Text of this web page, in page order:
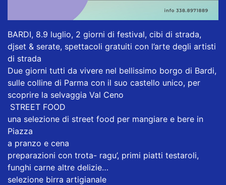
BARDI, 8.9 luglio, 2 giorni di festival, cibi di strada,
djset & serate, spettacoli gratuiti con l’arte degli artisti
di strada
Due giorni tutti da vivere nel bellissimo borgo di Bardi,
sulle colline di Parma con il suo castello unico, per
scoprire la selvaggia Val Ceno
STREET FOOD
una selezione di street food per mangiare e bere in
Piazza
a pranzo e cena
preparazioni con trota- ragu’, primi piatti testaroli,
funghi carne altre delizie…
selezione birra artigianale